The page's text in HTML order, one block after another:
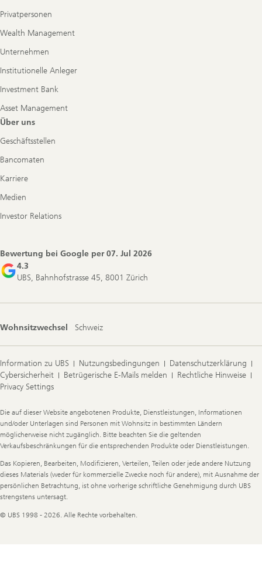
Privatpersonen
Wealth Management
Unternehmen
Institutionelle Anleger
Investment Bank
Asset Management
Über uns
Geschäftsstellen
Bancomaten
Karriere
Medien
Investor Relations
Bewertung bei Google per07. Jul 2026
4.3
UBS, Bahnhofstrasse 45, 8001 Zürich
Wohnsitzwechsel Schweiz
Information zu UBS Nutzungsbedingungen
Datenschutzerklärung
Cybersicherheit
Betrügerische E-Mails melden
Rechtliche Hinweise
Privacy Settings
Legal
Information
Die auf dieser Website angebotenen Produkte, Dienstleistungen, Informationen
und/oder Unterlagen sind Personen mit Wohnsitz in bestimmten Ländern
möglicherweise nicht zugänglich. Bitte beachten Sie die geltenden
Verkaufsbeschränkungen für die entsprechenden Produkte oder Dienstleistungen.
Das Kopieren, Bearbeiten, Modifizieren, Verteilen, Teilen oder jede andere Nutzung
dieses Materials (weder für kommerzielle Zwecke noch für andere), mit Ausnahme der
persönlichen Betrachtung, ist ohne vorherige schriftliche Genehmigung durch UBS
strengstens untersagt.
© UBS 1998 - 2026. Alle Rechte vorbehalten.